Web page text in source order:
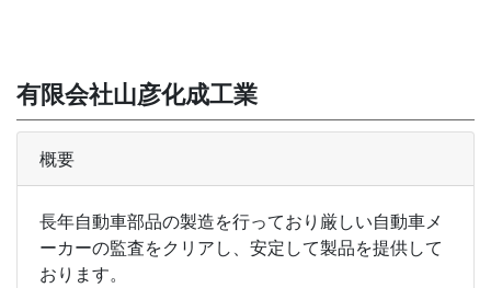
有限会社山彦化成工業
概要
長年自動車部品の製造を行っており厳しい自動車メ
ーカーの監査をクリアし、安定して製品を提供して
おります。